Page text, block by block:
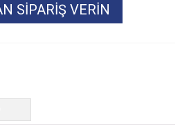
SIPARIŞ VERIN